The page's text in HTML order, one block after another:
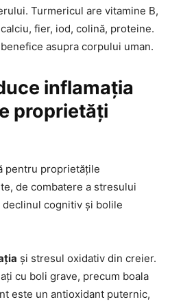
Turmericul are vitamine B,
fier, iod, colină, proteine.
asupra corpului uman.
inflamația
proprietăți
pentru proprietățile
de combatere a stresului
cognitiv și bolile
și stresul oxidativ din creier.
cu boli grave, precum boala
este un antioxidant puternic,